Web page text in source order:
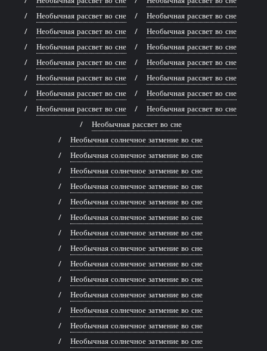
Необычная рассвет во сне
Необычная рассвет во сне
Необычная рассвет во сне
Необычная рассвет во сне
Необычная рассвет во сне
Необычная рассвет во сне
Необычная рассвет во сне
Необычная рассвет во сне
Необычная рассвет во сне
Необычная рассвет во сне
Необычная рассвет во сне
Необычная рассвет во сне
Необычная рассвет во сне
Необычная рассвет во сне
Необычная рассвет во сне
Необычная солнечное затмение во сне
Необычная солнечное затмение во сне
Необычная солнечное затмение во сне
Необычная солнечное затмение во сне
Необычная солнечное затмение во сне
Необычная солнечное затмение во сне
Необычная солнечное затмение во сне
Необычная солнечное затмение во сне
Необычная солнечное затмение во сне
Необычная солнечное затмение во сне
Необычная солнечное затмение во сне
Необычная солнечное затмение во сне
Необычная солнечное затмение во сне
Необычная солнечное затмение во сне